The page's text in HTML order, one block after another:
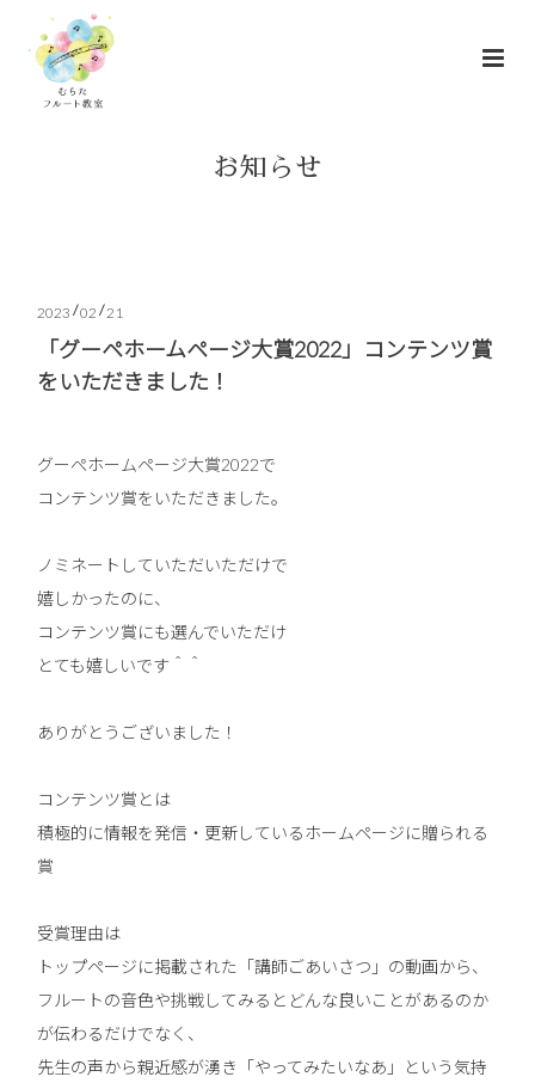
お知らせ
2023 /02 /21
「グーペホームページ大賞2022」コンテンツ賞
をいただきました！
グーぺホームページ大賞2022で
コンテンツ賞をいただきました。
ノミネートしていただいただけで
嬉しかったのに、
コンテンツ賞にも選んでいただけ
とても嬉しいです＾＾
ありがとうございました！
コンテンツ賞とは
積極的に情報を発信・更新しているホームページに贈られる
賞
受賞理由は
トップページに掲載された「講師ごあいさつ」の動画から、
フルートの音色や挑戦してみるとどんな良いことがあるのか
が伝わるだけでなく、
先生の声から親近感が湧き「やってみたいなあ」という気持